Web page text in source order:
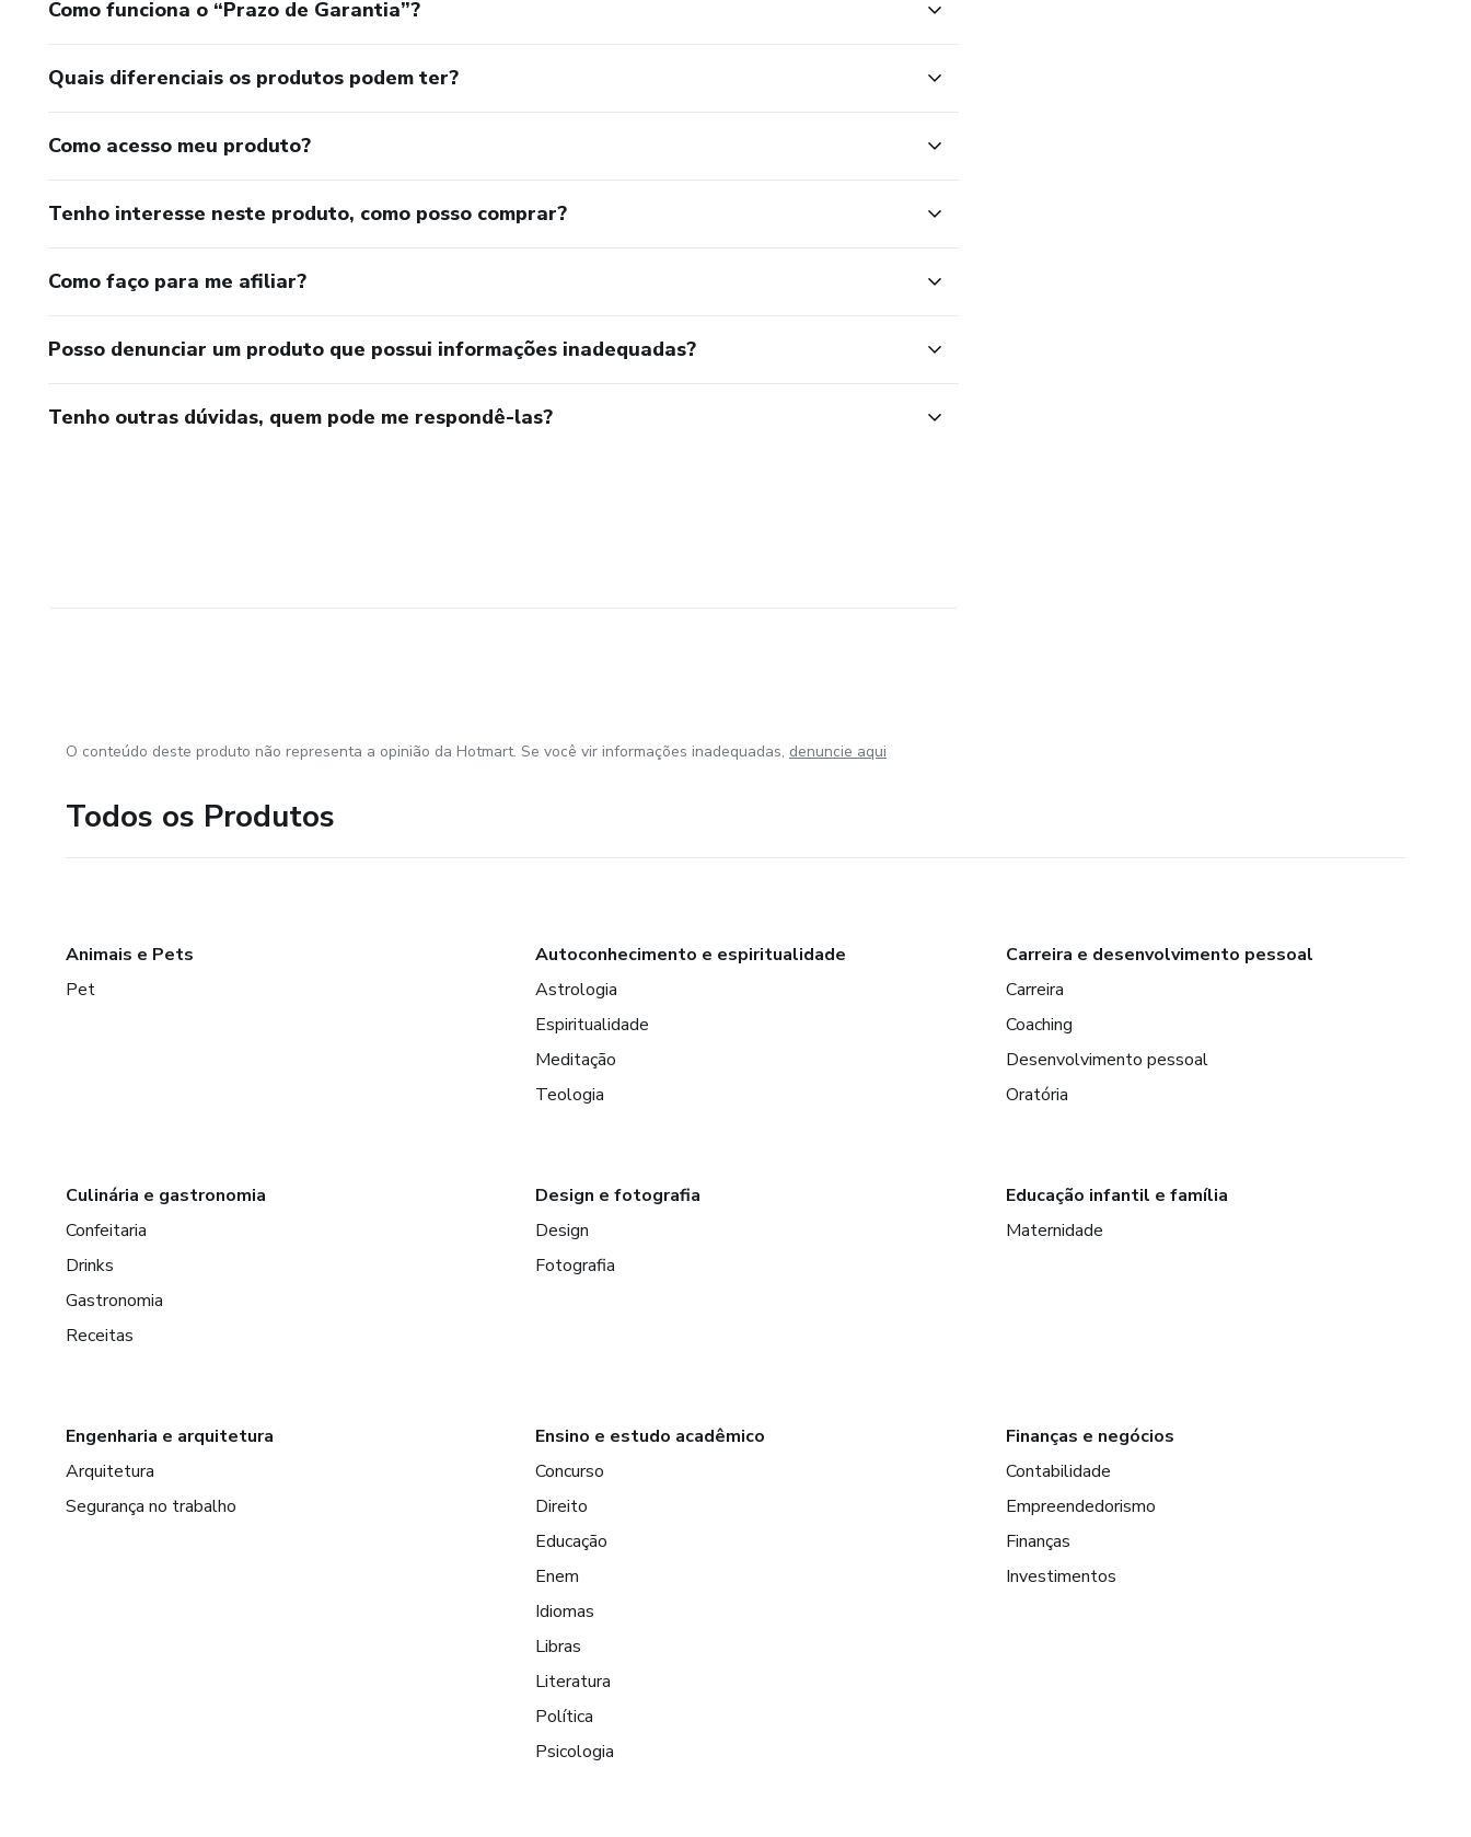
Como funciona o “Prazo de Garantia”?
Quais diferenciais os produtos podem ter?
Como acesso meu produto?
Tenho interesse neste produto, como posso comprar?
Como faço para me afiliar?
Posso denunciar um produto que possui informações inadequadas?
Tenho outras dúvidas, quem pode me respondê-las?
O conteúdo deste produto não representa a opinião da Hotmart. Se você vir informações inadequadas, denuncie aqui
Todos os Produtos
Animais e Pets
Pet
Autoconhecimento e espiritualidade
Astrologia
Espiritualidade
Meditação
Teologia
Carreira e desenvolvimento pessoal
Carreira
Coaching
Desenvolvimento pessoal
Oratória
Culinária e gastronomia
Confeitaria
Drinks
Gastronomia
Receitas
Design e fotografia
Design
Fotografia
Educação infantil e família
Maternidade
Engenharia e arquitetura
Arquitetura
Segurança no trabalho
Ensino e estudo acadêmico
Concurso
Direito
Educação
Enem
Idiomas
Libras
Literatura
Política
Psicologia
Finanças e negócios
Contabilidade
Empreendedorismo
Finanças
Investimentos